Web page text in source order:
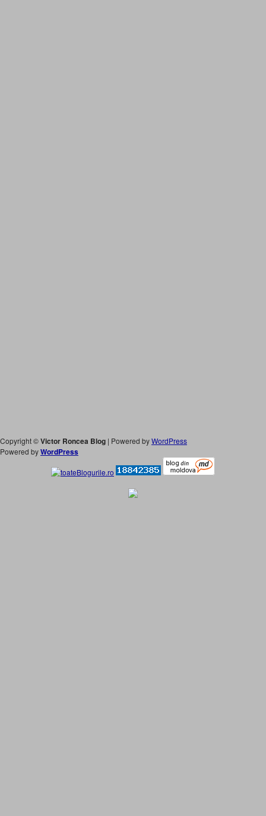
Copyright ©Victor Roncea Blog | Powered byWordPress
Powered byWordPress